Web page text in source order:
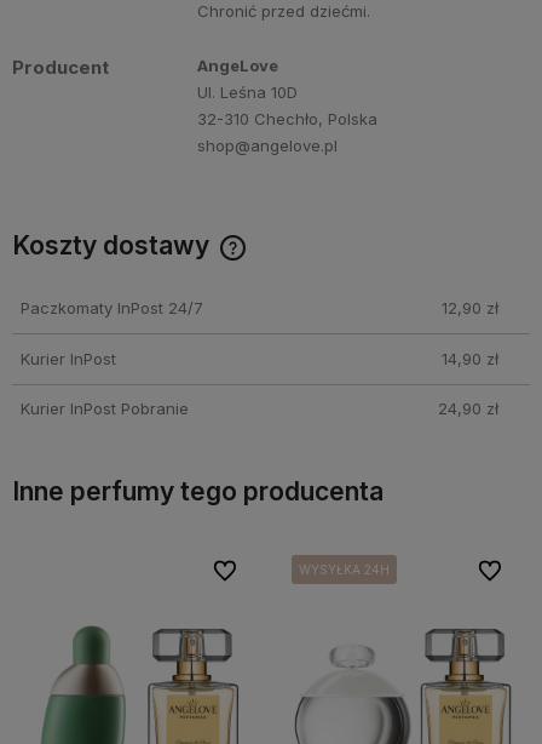
Chronić przed dziećmi.
Producent
AngeLove
Ul. Leśna 10D
32-310 Chechło, Polska
shop@angelove.pl
Koszty dostawy
Paczkomaty InPost 24/7
12,90 zł
Kurier InPost 14,90 zł
Kurier InPost Pobranie 24,90 zł
Inne perfumy tego producenta
Do ulubionych
Do ulubionychWYSYŁKA 24H
WYSYŁKA 24H
WYSYŁKA 24H Do
Do